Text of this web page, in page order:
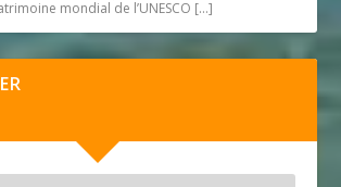
mondial de l’UNESCO […]